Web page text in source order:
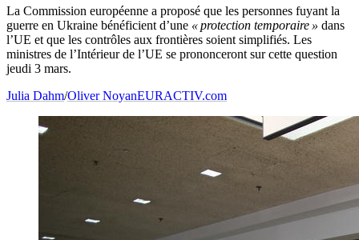
La Commission européenne a proposé que les personnes fuyant la
guerre en Ukraine bénéficient d’une « protection temporaire » dans
l’UE et que les contrôles aux frontières soient simplifiés. Les
ministres de l’Intérieur de l’UE se prononceront sur cette question
jeudi 3 mars.
Julia Dahm/Oliver NoyanEURACTIV.com